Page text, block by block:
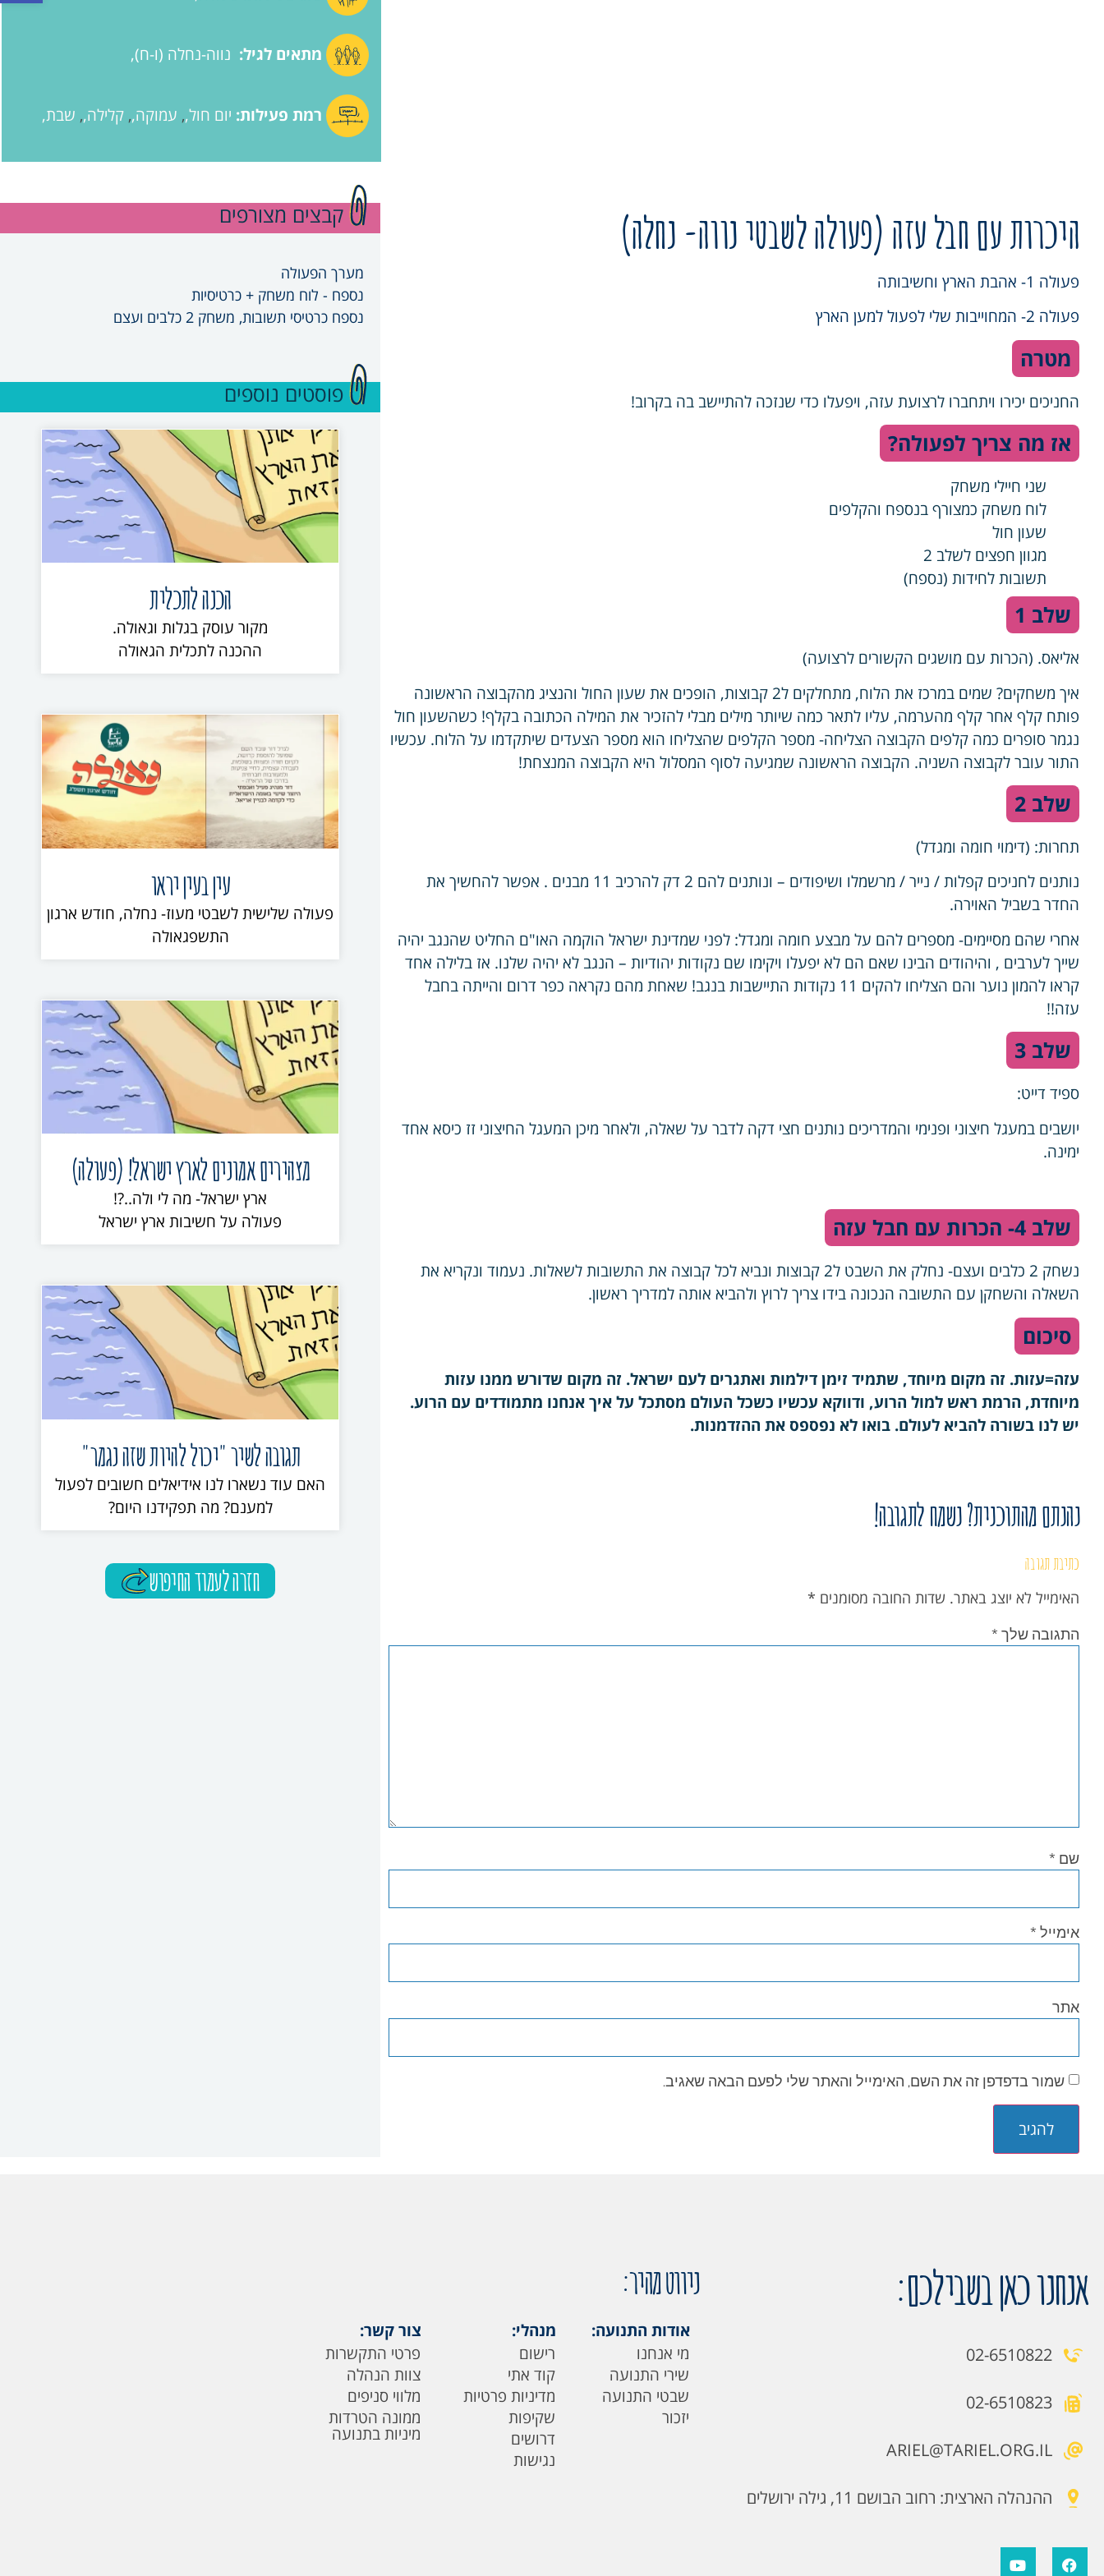
מתאים לגיל: נווה-נחלה (ו-ח)
רמת פעילות: יום חול , עמוקה , קלילה , שבת
היכרות עם חבל עזה (פעולה לשבטי נווה- נחלה)
פעולה 1- אהבת הארץ וחשיבותה
פעולה 2- המחוייבות שלי לפעול למען הארץ
מטרה
החניכים יכירו ויתחברו לרצועת עזה, ויפעלו כדי שנזכה להתיישב בה בקרוב!
אז מה צריך לפעולה?
שני חיילי משחק
לוח משחק כמצורף בנספח והקלפים
שעון חול
מגוון חפצים לשלב 2
תשובות לחידות (נספח)
שלב 1
אליאס. (הכרות עם מושגים הקשורים לרצועה)
איך משחקים? שמים במרכז את הלוח, מתחלקים ל2 קבוצות, הופכים את שעון החול והנציג מהקבוצה הראשונה
פותח קלף אחר קלף מהערמה, עליו לתאר כמה שיותר מילים מבלי להזכיר את המילה הכתובה בקלף! כשהשעון חול
נגמר סופרים כמה קלפים הקבוצה הצליחה- מספר הקלפים שהצליחו הוא מספר הצעדים שיתקדמו על הלוח. עכשיו
התור עובר לקבוצה השניה. הקבוצה הראשונה שמגיעה לסוף המסלול היא הקבוצה המנצחת!
שלב 2
תחרות: (דימוי חומה ומגדל)
נותנים לחניכים קפלות / נייר / מרשמלו ושיפודים – ונותנים להם 2 דק להרכיב 11 מבנים . אפשר להחשיך את
החדר בשביל האוירה.
אחרי שהם מסיימים- מספרים להם על מבצע חומה ומגדל: לפני שמדינת ישראל הוקמה האו"ם החליט שהנגב יהיה
שייך לערבים , והיהודים הבינו שאם הם לא יפעלו ויקימו שם נקודות יהודיות – הנגב לא יהיה שלנו. אז בלילה אחד
קראו להמון נוער והם הצליחו להקים 11 נקודות התיישבות בנגב! שאחת מהם נקראה כפר דרום והייתה בחבל
עזה!!
שלב 3
ספיד דייט:
יושבים במעגל חיצוני ופנימי והמדריכים נותנים חצי דקה לדבר על שאלה, ולאחר מיכן המעגל החיצוני זז כיסא אחד
ימינה.
שלב 4- הכרות עם חבל עזה
נשחק 2 כלבים ועצם- נחלק את השבט ל2 קבוצות ונביא לכל קבוצה את התשובות לשאלות. נעמוד ונקריא את
השאלה והשחקן עם התשובה הנכונה בידו צריך לרוץ ולהביא אותה למדריך ראשון.
סיכום
עזה=עזות. זה מקום מיוחד, שתמיד זימן דילמות ואתגרים לעם ישראל. זה מקום שדורש ממנו עזות
מיוחדת, הרמת ראש למול הרוע, ודווקא עכשיו כשכל העולם מסתכל על איך אנחנו מתמודדים עם הרוע.
יש לנו בשורה להביא לעולם. בואו לא נפספס את ההזדמנות.
נהנתם מהתוכנית? נשמח לתגובה!
כתיבת תגובה
האימייל לא יוצג באתר. שדות החובה מסומנים *
התגובה שלך *
שם *
אימייל *
אתר
שמור בדפדפן זה את השם, האימייל והאתר שלי לפעם הבאה שאגיב.
קבצים מצורפים
מערך הפעולה
נספח - לוח משחק + כרטיסיות
נספח כרטיסי תשובות, משחק 2 כלבים ועצם
פוסטים נוספים
הכנה לתכלית
מקור עוסק בגלות וגאולה.
ההכנה לתכלית הגאולה
עין בעין יראו
פעולה שלישית לשבטי מעוז- נחלה, חודש ארגון
התשפגאולה
מצהירים אמונים לארץ ישראל! (פעולה)
ארץ ישראל- מה לי ולה..?!
פעולה על חשיבות ארץ ישראל
תגובה לשיר "יכול להיות שזה נגמר"
האם עוד נשארו לנו אידיאלים חשובים לפעול
למענם? מה תפקידנו היום?
חזרה לעמוד החיפוש
אנחנו כאן בשבילכם:
02-6510822
02-6510823
ARIEL@TARIEL.ORG.IL
ההנהלה הארצית: רחוב הבושם 11, גילה ירושלים
ניווט מהיר:
אודות התנועה:
מי אנחנו
שירי התנועה
שבטי התנועה
יזכור
מנהלי:
רישום
קוד אתי
מדיניות פרטיות
שקיפות
דרושים
נגישות
צור קשר:
פרטי התקשרות
צוות הנהלה
מלווי סניפים
ממונה הטרדות
מיניות בתנועה